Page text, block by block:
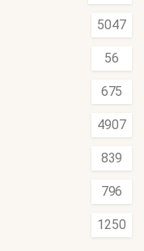
5047
56
675
4907
839
796
1250